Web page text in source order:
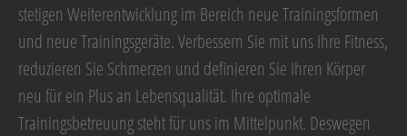
stetigen Weiterentwicklung im Bereich neue Trainingsformen
und neue Trainingsgeräte. Verbessern Sie mit uns Ihre Fitness,
reduzieren Sie Schmerzen und definieren Sie Ihren Körper
neu für ein Plus an Lebensqualität. Ihre optimale
Trainingsbetreuung steht für uns im Mittelpunkt. Deswegen